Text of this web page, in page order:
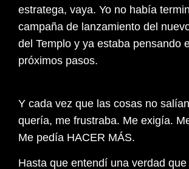
estratega, vaya. Yo no había
campaña de lanzamiento del
del Templo y ya estaba pensando
próximos pasos.
Y cada vez que las cosas no
quería, me frustraba. Me exigía.
Me pedía HACER MÁS.
Hasta que entendí una verdad